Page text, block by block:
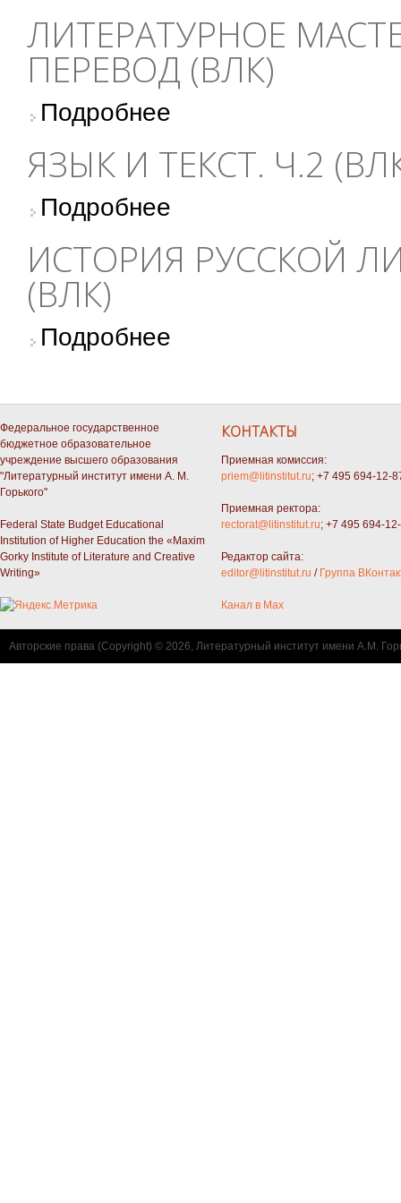
ЛИТЕРАТУРНОЕ
ПЕРЕВОД (ВЛК)
Подробнее
ЯЗЫК И ТЕКСТ. Ч.2
Подробнее
ИСТОРИЯ РУССКОЙ
(ВЛК)
Подробнее
Федеральное государственное
бюджетное образовательное
учреждение высшего образования
"Литературный институт имени А. М.
Горького"
Federal State Budget Educational
Institution of Higher Education the «Maxim
Gorky Institute of Literature and Creative
Writing»
КОНТАКТЫ
Приемная комиссия:
priem@litinstitut.ru; +7 495 694-12-
Приемная ректора:
rectorat@litinstitut.ru; +7 495 694-
Редактор сайта:
editor@litinstitut.ru / Группа
Канал в Max
Авторские права (Copyright) © 2026, Литературный институт имени А.М.